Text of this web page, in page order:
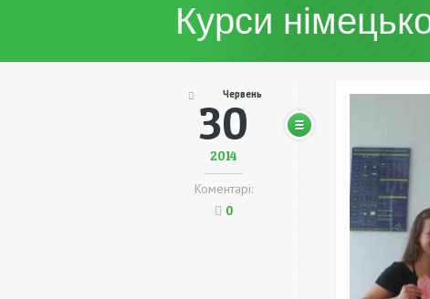
Курси
30
Червень
2014
Коментарі:
0